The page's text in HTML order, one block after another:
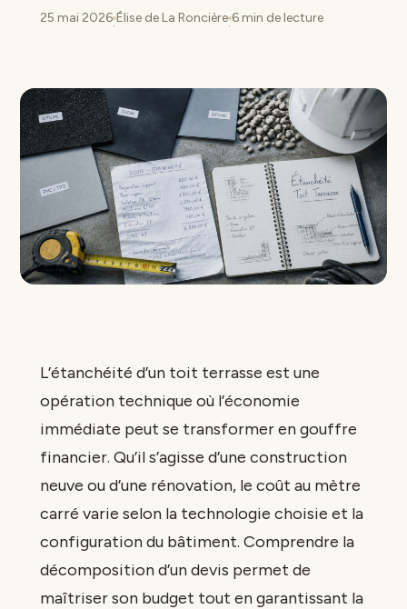
25 mai 2026
·
Élise de La Roncière
·
6 min de lecture
L’étanchéité d’un toit terrasse est une
opération technique où l’économie
immédiate peut se transformer en gouffre
financier. Qu’il s’agisse d’une construction
neuve ou d’une rénovation, le coût au mètre
carré varie selon la technologie choisie et la
configuration du bâtiment. Comprendre la
décomposition d’un devis permet de
maîtriser son budget tout en garantissant la